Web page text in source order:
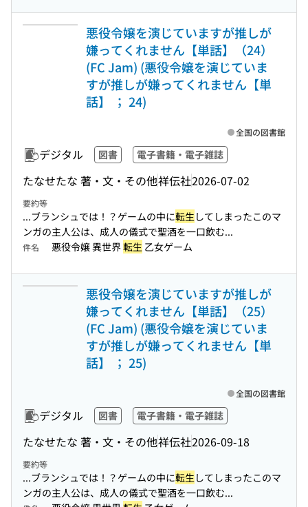
悪役令嬢を演じていますが推しが
嫌ってくれません【単話】（24）
(FC Jam) (悪役令嬢を演じていま
すが推しが嫌ってくれません【単
話】 ； 24)
デジタル 図書 電子書籍・電子雑誌
たなせたな 著・文・その他祥伝社2026-07-02
全国の図書館
要約等
...ブランシュでは！？ゲームの中に転生してしまったこのマ
ンガの主人公は、成人の儀式で聖酒を一口飲む...
件名 悪役令嬢 異世界転生 乙女ゲーム
悪役令嬢を演じていますが推しが
嫌ってくれません【単話】（25）
(FC Jam) (悪役令嬢を演じていま
すが推しが嫌ってくれません【単
話】 ； 25)
デジタル 図書 電子書籍・電子雑誌
たなせたな 著・文・その他祥伝社2026-09-18
全国の図書館
要約等
...ブランシュでは！？ゲームの中に転生してしまったこのマ
ンガの主人公は、成人の儀式で聖酒を一口飲む...